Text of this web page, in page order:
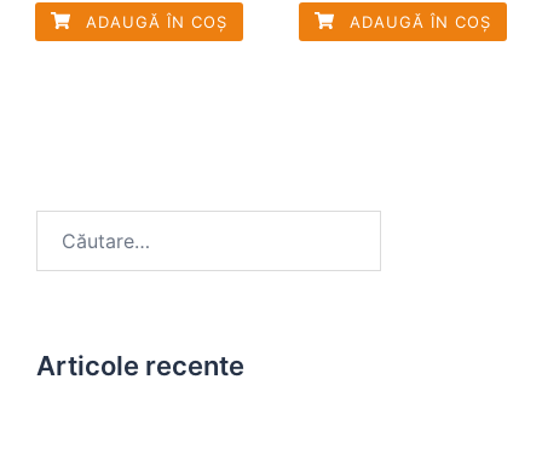
ADAUGĂ ÎN COȘ ADAUGĂ ÎN COȘ
după:
Articole recente